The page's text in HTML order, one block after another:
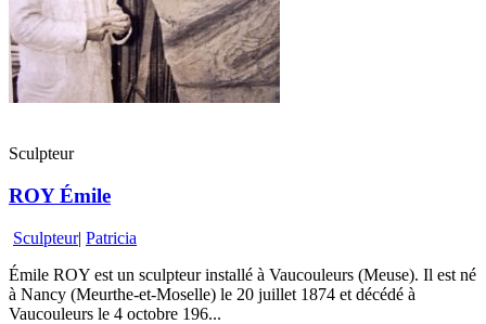
Sculpteur
ROY Émile
Sculpteur| Patricia
Émile ROY est un sculpteur installé à Vaucouleurs (Meuse). Il est né
à Nancy (Meurthe-et-Moselle) le 20 juillet 1874 et décédé à
Vaucouleurs le 4 octobre 196...